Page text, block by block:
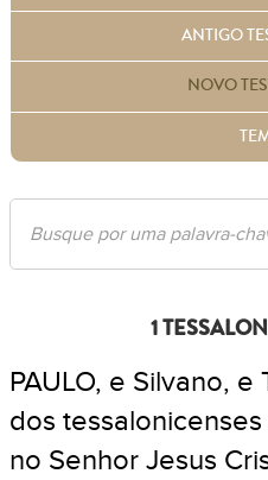
ANTIGO
NOVO
1
PAULO, e Silvano,
dos
no Senhor Jesus